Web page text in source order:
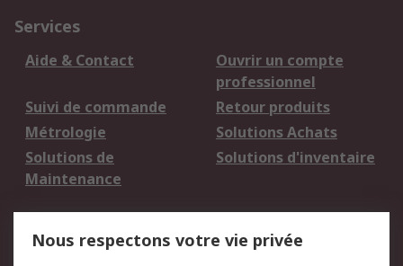
Services
Aide & Contact
Ouvrir un compte
professionnel
Suivi de commande
Retour produits
Métrologie
Solutions Achats
Solutions de
Maintenance
Solutions d'inventaire
Nous respectons votre vie privée